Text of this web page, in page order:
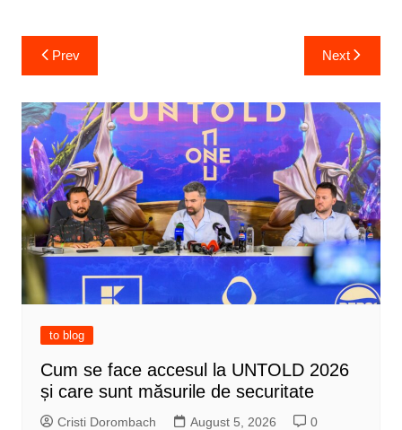
Post
navigation
Prev Next
to blog
Cum se face accesul la UNTOLD 2026
și care sunt măsurile de securitate
Cristi Dorombach August 5, 2026 0